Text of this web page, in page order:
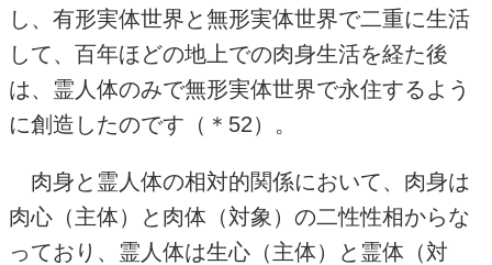
し、有形実体世界と無形実体世界で二重に生活
して、百年ほどの地上での肉身生活を経た後
は、霊人体のみで無形実体世界で永住するよう
に創造したのです（＊ 52）。
肉身と霊人体の相対的関係において、肉身は
肉心（主体）と肉体（対象）の二性性相からな
っており、霊人体は生心（主体）と霊体（対